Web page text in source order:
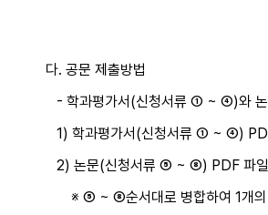
다. 공문 제출방법
- 학과평가서(신청서류 ① ~ ④)와
1) 학과평가서(신청서류 ① ~ ④) PDF
2) 논문(신청서류 ⑤ ~ ⑧) PDF 파일
※ ⑤ ~ ⑧순서대로 병합하여 1개의